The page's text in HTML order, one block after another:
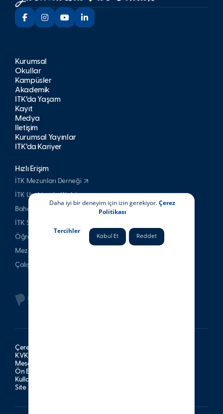
Kurumsal
Okullar
Kampüsler
Akademik
İTK’da Yaşam
Kayıt
Medya
İletişim
Kurumsal Yayınlar
İTK’da Kariyer
Hızlı Erişim
İTK Mezunları Derneği
İTK Uşakizade Köşkü
Bahattin Tatış Websitesi
İTK Spor Kulubü
Öğrenci & Veli
Mezun
Çalışan
Çerez Politikası
KVKK Aydınlatma Metni
Mesafeli Satış Sözleşmesi
Ön Bilgilendirme Formu
Kullanım Şartları
Site Haritası
Daha iyi bir deneyim için izin gerekiyor.Çerez
Politikası
Tercihler
Kabul Et Reddet